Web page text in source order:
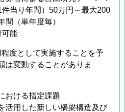
り年間）50万円～最大200
（単年度毎）
能
程度として実施することを予
は変動することがありま
おける指定課題
活用した新しい橋梁構造及び